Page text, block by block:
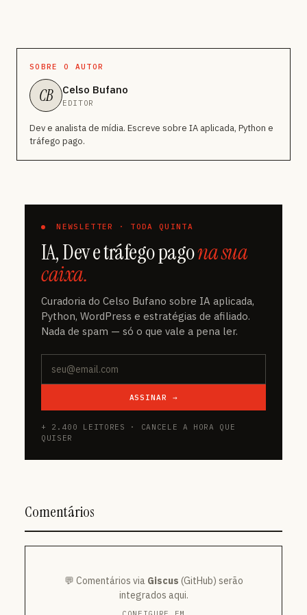
SOBRE O AUTOR
CB Celso Bufano
EDITOR
Dev e analista de mídia. Escreve sobre IA aplicada, Python e
tráfego pago.
NEWSLETTER · TODA QUINTA
IA, Dev e tráfego pagona sua
caixa.
Curadoria do Celso Bufano sobre IA aplicada,
Python, WordPress e estratégias de afiliado.
Nada de spam — só o que vale a pena ler.
ASSINAR →
+ 2.400 LEITORES · CANCELE A HORA QUE
QUISER
Comentários
💬 Comentários via Giscus (GitHub) serão
integrados aqui.